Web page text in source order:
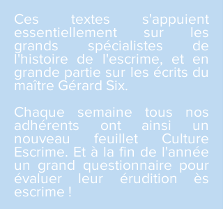
Ces textes s'appuient
essentiellement sur les
grands spécialistes de
l'histoire de l'escrime, et en
grande partie sur les écrits du
maître Gérard Six.
Chaque semaine tous nos
adhérents ont ainsi un
nouveau feuillet Culture
Escrime. Et à la fin de l'année
un grand questionnaire pour
évaluer leur érudition ès
escrime !